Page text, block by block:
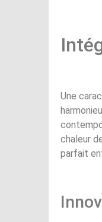
Une
chaleur
parfait